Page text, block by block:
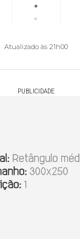
°
°
Atualizado às 21h00
PUBLICIDADE